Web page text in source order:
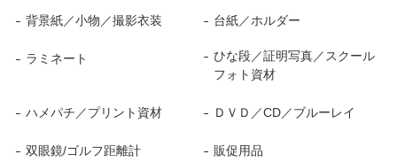
背景紙／小物／撮影衣装 台紙／ホルダー
ラミネート
ひな段／証明写真／スクール
フォト資材
ハメパチ／プリント資材 ＤＶＤ／CD／ブルーレイ
双眼鏡/ゴルフ距離計 販促用品